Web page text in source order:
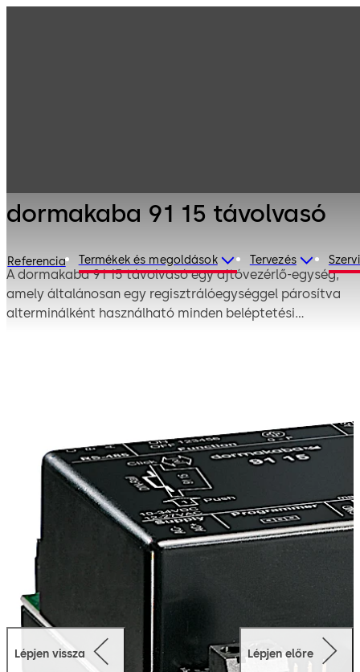
Referencia Termékek és megoldások Tervezés
dormakaba 91 15 távolvasó
A dormakaba 91 15 távolvasó egy ajtóvezérlő-egység,
amely általánosan egy regisztrálóegységgel párosítva
alterminálként használható minden beléptetési
ajtónál/ajtóban futhatnak így valósítva meg a
biztonságos kommunikációt. Ez maximális védelmet
biztosít a manipulálás ellen.
Lépjen vissza Lépjen előre